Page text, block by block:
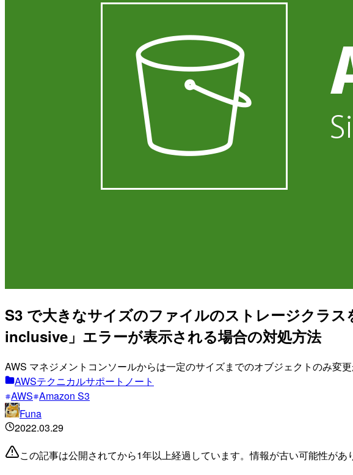
S3 で大きなサイズのファイルのストレージクラ
inclusive」エラーが表示される場合の対処方法
AWS マネジメントコンソールからは一定のサイズまでのオブジェクトのみ変
AWSテクニカルサポートノート
AWS Amazon S3
Funa
2022.03.29
この記事は公開されてから1年以上経過しています。情報が古い可能性があ